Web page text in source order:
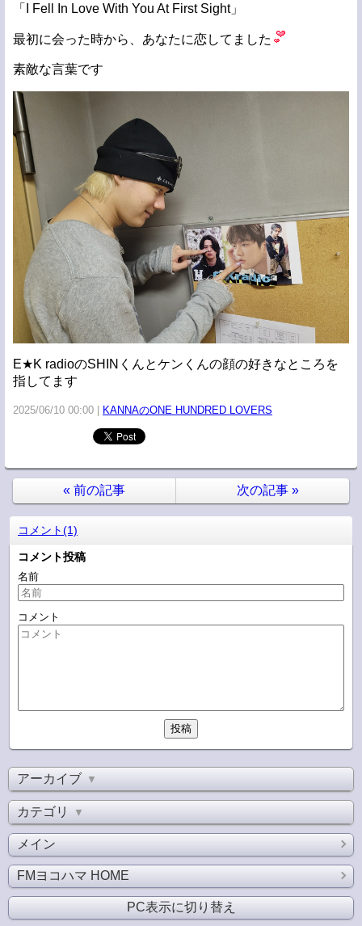
「I Fell In Love With You At First Sight」
最初に会った時から、あなたに恋してました
素敵な言葉です
E★K radioのSHINくんとケンくんの顔の好きなところを
指してます
2025/06/10 00:00 KANNAのONE HUNDRED LOVERS
« 前の記事 次の記事 »
コメント(1)
コメント投稿
名前
コメント
アーカイブ ▼
カテゴリ ▼
メイン
FMヨコハマ HOME
PC表示に切り替え